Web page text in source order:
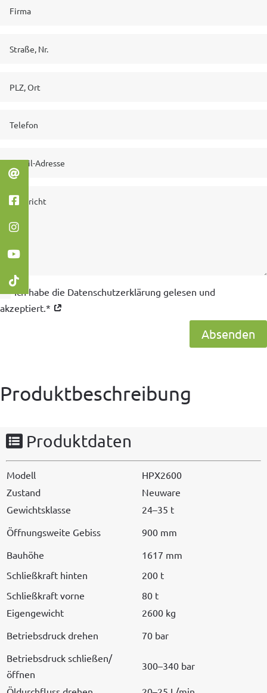
Ich habe die Datenschutzerklärung gelesen und
akzeptiert.*
Absenden
Produktbeschreibung
Produktdaten
Mod­ell
HPX2600
Zus­tand
Neuware
Gewicht­sklasse
24–35 t
Öff­nungsweite Gebiss
900 mm
Bauhöhe
1617 mm
Schließkraft hin­ten
200 t
Schließkraft vorne
80 t
Eigengewicht
2600 kg
Betrieb­s­druck drehen
70 bar
Betrieb­s­druck schließen/
öffnen
300–340 bar